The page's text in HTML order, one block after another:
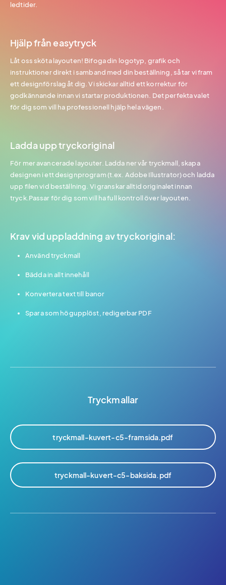
ledtider.
Hjälp från easytryck
Låt oss sköta layouten! Bifoga din logotyp, grafik och
instruktioner direkt i samband med din beställning, så tar vi fram
ett designförslag åt dig. Vi skickar alltid ett korrektur för
godkännande innan vi startar produktionen. Det perfekta valet
för dig som vill ha professionell hjälp hela vägen.
Ladda upp tryckoriginal
För mer avancerade layouter. Ladda ner vår tryckmall, skapa
designen i ett designprogram (t.ex. Adobe Illustrator) och ladda
upp filen vid beställning. Vi granskar alltid originalet innan
tryck.Passar för dig som vill ha full kontroll över layouten.
Krav vid uppladdning av tryckoriginal:
Använd tryckmall
Bädda in allt innehåll
Konvertera text till banor
Spara som högupplöst, redigerbar PDF
Tryckmallar
tryckmall-kuvert-c5-framsida.pdf
tryckmall-kuvert-c5-baksida.pdf